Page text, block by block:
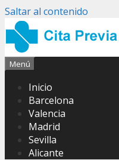
Saltar al contenido
Menú
Inicio
Barcelona
Valencia
Madrid
Sevilla
Alicante